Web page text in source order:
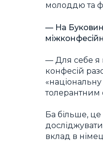
молоддю та
— На
— Для себе я
конфесій
толерантним
Ба більше, це
вклад в